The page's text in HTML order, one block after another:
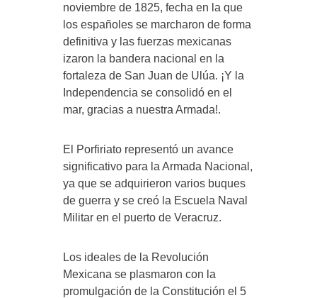
noviembre de 1825, fecha en la que
los españoles se marcharon de forma
definitiva y las fuerzas mexicanas
izaron la bandera nacional en la
fortaleza de San Juan de Ulúa. ¡Y la
Independencia se consolidó en el
mar, gracias a nuestra Armada!.
El Porfiriato representó un avance
significativo para la Armada Nacional,
ya que se adquirieron varios buques
de guerra y se creó la Escuela Naval
Militar en el puerto de Veracruz.
Los ideales de la Revolución
Mexicana se plasmaron con la
promulgación de la Constitución el 5